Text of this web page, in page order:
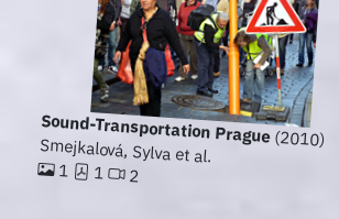
Sound-Transportation Prague(2010)
Smejkalová, Sylva et al.
1 1 2